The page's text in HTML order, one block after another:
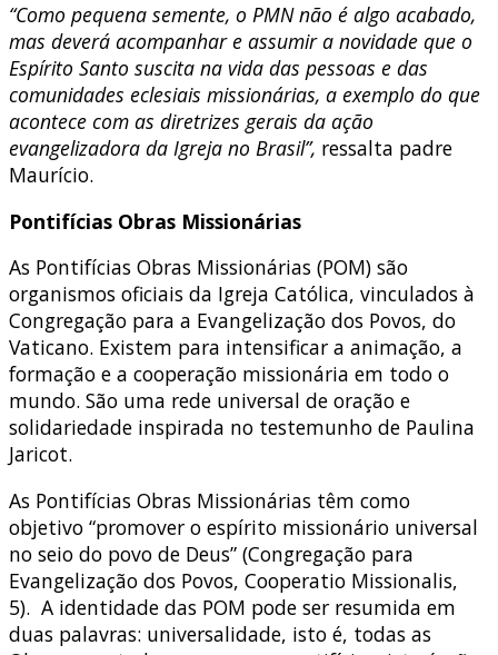
“Como pequena semente, o PMN não é algo acabado,
mas deverá acompanhar e assumir a novidade que o
Espírito Santo suscita na vida das pessoas e das
comunidades eclesiais missionárias, a exemplo do que
acontece com as diretrizes gerais da ação
evangelizadora da Igreja no Brasil”, ressalta padre
Maurício.
Pontifícias Obras Missionárias
As Pontifícias Obras Missionárias (POM) são
organismos oficiais da Igreja Católica, vinculados à
Congregação para a Evangelização dos Povos, do
Vaticano. Existem para intensificar a animação, a
formação e a cooperação missionária em todo o
mundo. São uma rede universal de oração e
solidariedade inspirada no testemunho de Paulina
Jaricot.
As Pontifícias Obras Missionárias têm como
objetivo “promover o espírito missionário universal
no seio do povo de Deus” (Congregação para
Evangelização dos Povos, Cooperatio Missionalis,
5). A identidade das POM pode ser resumida em
duas palavras: universalidade, isto é, todas as